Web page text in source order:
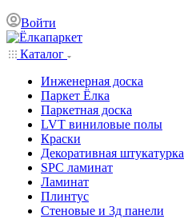
Войти
Каталог
Инженерная доска
Паркет Ёлка
Паркетная доска
LVT виниловые полы
Краски
Декоративная штукатурка
SPC ламинат
Ламинат
Плинтус
Стеновые и 3д панели